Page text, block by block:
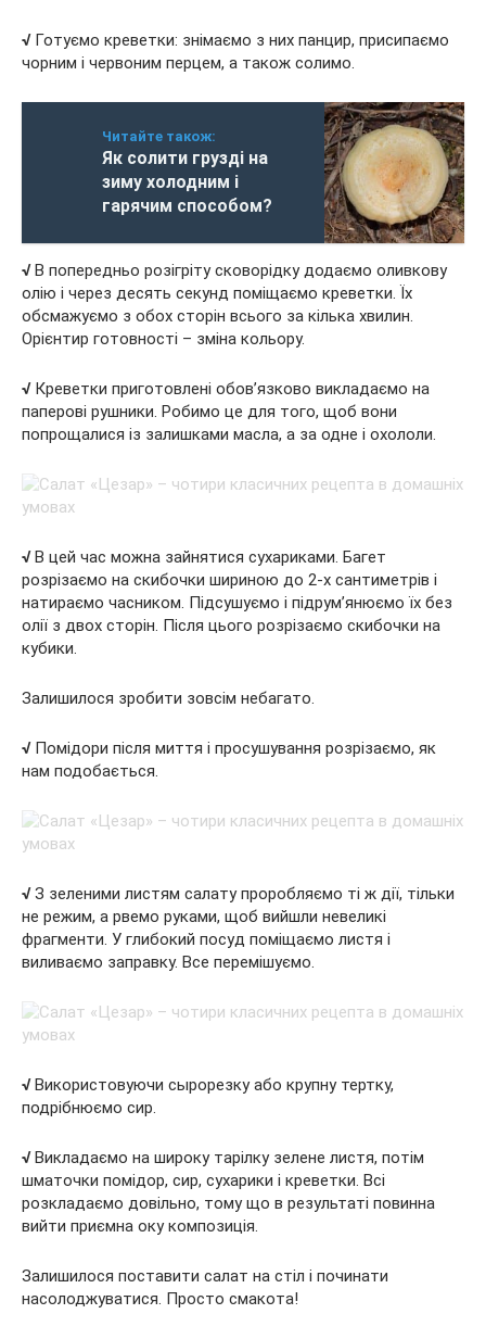
√Готуємо креветки: знімаємо з них панцир, присипаємо
чорним і червоним перцем, а також солимо.
Читайте також:
Як солити грузді на
зиму холодним і
гарячим способом?
√В попередньо розігріту сковорідку додаємо оливкову
олію і через десять секунд поміщаємо креветки. Їх
обсмажуємо з обох сторін всього за кілька хвилин.
Орієнтир готовності – зміна кольору.
√ Креветки приготовлені обов’язково викладаємо на
паперові рушники. Робимо це для того, щоб вони
попрощалися із залишками масла, а за одне і охололи.
√В цей час можна зайнятися сухариками. Багет
розрізаємо на скибочки шириною до 2-х сантиметрів і
натираємо часником. Підсушуємо і підрум’янюємо їх без
олії з двох сторін. Після цього розрізаємо скибочки на
кубики.
Залишилося зробити зовсім небагато.
√ Помідори після миття і просушування розрізаємо, як
нам подобається.
√З зеленими листям салату проробляємо ті ж дії, тільки
не режим, а рвемо руками, щоб вийшли невеликі
фрагменти. У глибокий посуд поміщаємо листя і
виливаємо заправку. Все перемішуємо.
√Використовуючи сырорезку або крупну тертку,
подрібнюємо сир.
√Викладаємо на широку тарілку зелене листя, потім
шматочки помідор, сир, сухарики і креветки. Всі
розкладаємо довільно, тому що в результаті повинна
вийти приємна оку композиція.
Залишилося поставити салат на стіл і починати
насолоджуватися. Просто смакота!